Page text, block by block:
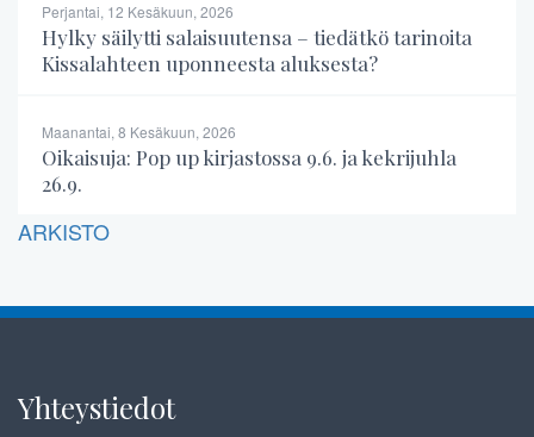
Perjantai, 12 Kesäkuun, 2026
Hylky säilytti salaisuutensa – tiedätkö tarinoita
Kissalahteen uponneesta aluksesta?
Maanantai, 8 Kesäkuun, 2026
Oikaisuja: Pop up kirjastossa 9.6. ja kekrijuhla
26.9.
ARKISTO
Yhteystiedot